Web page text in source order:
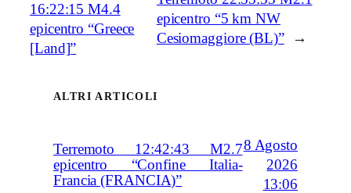
16:22:15 M4.4
epicentro “Greece
[Land]”
epicentro “5 km NW
Cesiomaggiore (BL)”
→
ALTRI ARTICOLI
Terremoto 12:42:43 M2.7
epicentro “Confine Italia-
Francia (FRANCIA)”
8 Agosto
2026
13:06